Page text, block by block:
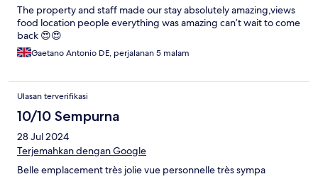
The property and staff made our stay absolutely amazing,views
food location people everything was amazing can’t wait to come
back 😍😍
Gaetano Antonio DE, perjalanan 5 malam
Ulasan terverifikasi
10/10 Sempurna
28 Jul 2024
Terjemahkan dengan Google
Belle emplacement très jolie vue personnelle très sympa